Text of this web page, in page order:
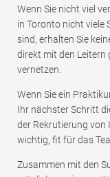
Wenn Sie nicht viel
in Toronto nicht viele
sind, erhalten Sie
direkt mit den
vernetzen.
Wenn Sie ein
Ihr nächster Schritt
der Rekrutierung von
wichtig, fit für das
Zusammen mit den